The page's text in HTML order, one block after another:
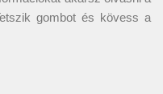
gombot és kövess a